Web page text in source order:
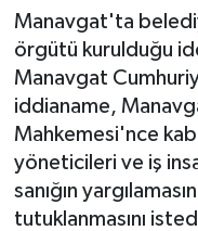
Manavgat'ta
örgütü kurulduğu
Manavgat
iddianame,
Mahkemesi'nce
yöneticileri ve iş
sanığın
tutuklanmasını